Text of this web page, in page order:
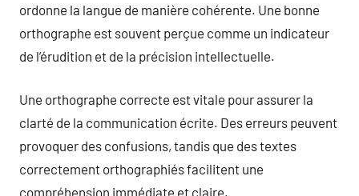
ordonne la langue de manière cohérente. Une bonne
orthographe est souvent perçue comme un indicateur
de l’érudition et de la précision intellectuelle.
Une orthographe correcte est vitale pour assurer la
clarté de la communication écrite. Des erreurs peuvent
provoquer des confusions, tandis que des textes
correctement orthographiés facilitent une
compréhension immédiate et claire.